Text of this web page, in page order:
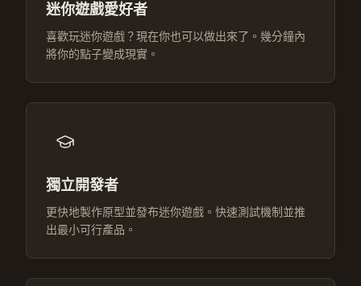
迷你遊戲愛好者
喜歡玩迷你遊戲？現在你也可以做出來了。幾分鐘內
將你的點子變成現實。
獨立開發者
更快地製作原型並發布迷你遊戲。快速測試機制並推
出最小可行產品。